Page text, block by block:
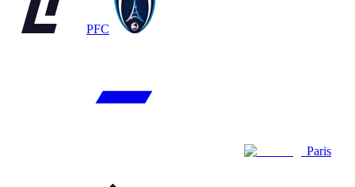
PFC
Paris